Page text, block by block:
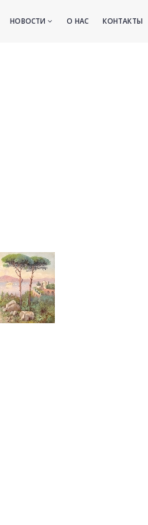
НОВОСТИ О НАС КОНТАКТЫ